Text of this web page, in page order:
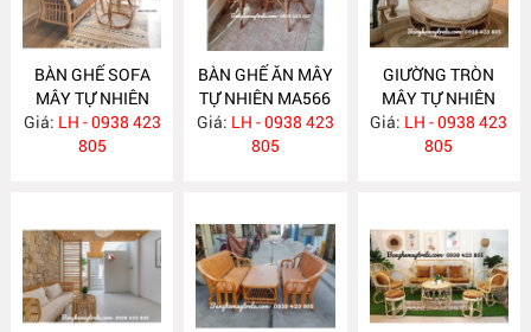
BÀN GHẾ SOFA
MÂY TỰ NHIÊN
MA568
Giá: LH - 0938 423
805
BÀN GHẾ ĂN MÂY
TỰ NHIÊN MA566
Giá: LH - 0938 423
805
GIƯỜNG TRÒN
MÂY TỰ NHIÊN
MA563
Giá: LH - 0938 423
805